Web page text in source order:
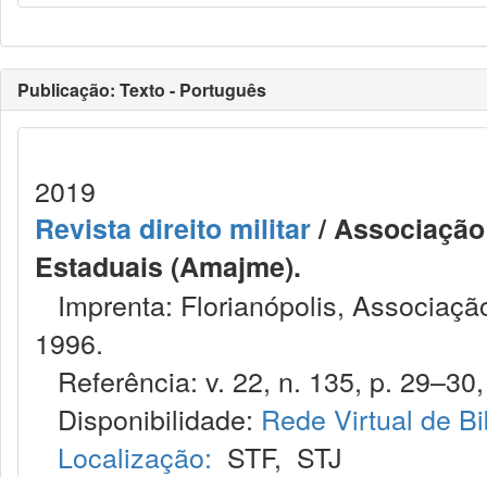
Publicação: Texto - Português
2019
Revista direito militar/
Estaduais (Amajme).
Imprenta: Florianópolis,
1996.
Referência: v. 22, n. 135, p.
Disponibilidade: Rede Virtual de
Localização: STF, STJ